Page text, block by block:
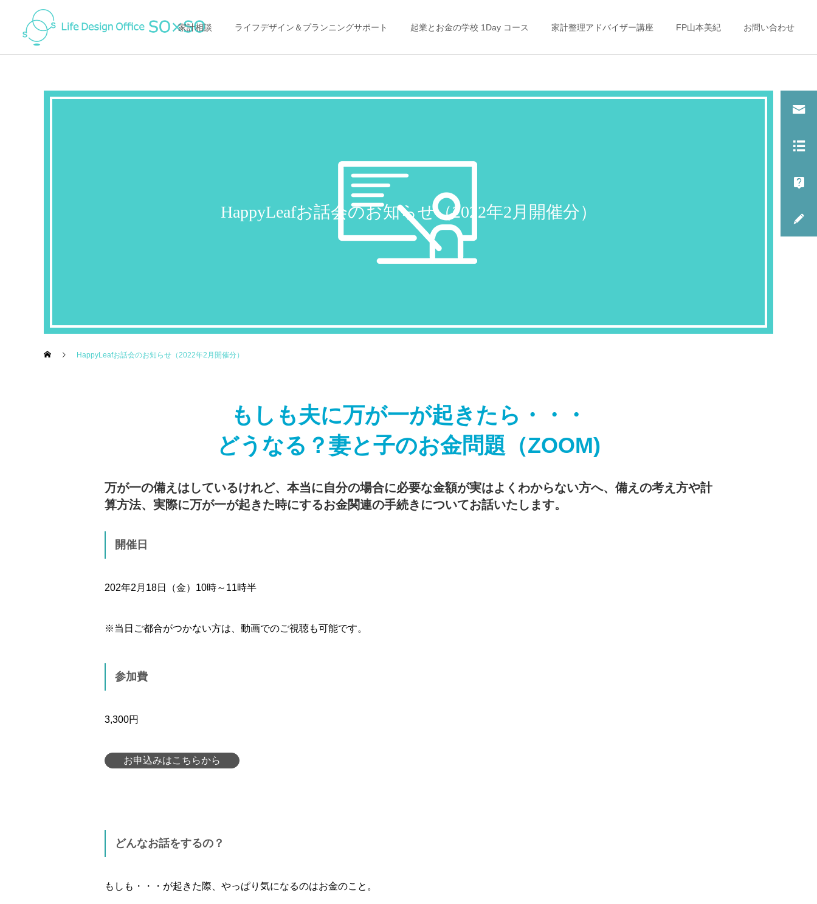
家計相談 ライフデザイン＆プランニングサポート 起業とお金の学校 1Day コース 家計整理アドバイザー講座 FP山本美紀 お問い合わせ
「未来」はここから変えら
ガラッと変えたライフプラ
ン＆キャッシュフロー表＞
には？◯◯をやめる
円！？忘れがちな○○○費用
「これからの働き方」を考
HappyLeafお話会のお知らせ（2022年2月開催分）
HappyLeafお話会のお知らせ（2022年2月開催分）
もしも夫に万が一が起きたら・・・
どうなる？妻と子のお金問題（ZOOM)
万が一の備えはしているけれど、本当に自分の場合に必要な金額が実はよくわからない方へ、備えの考え方や計
算方法、実際に万が一が起きた時にするお金関連の手続きについてお話いたします。
開催日
202年2月18日（金）10時～11時半
※当日ご都合がつかない方は、動画でのご視聴も可能です。
参加費
3,300円
お申込みはこちらから
どんなお話をするの？
もしも・・・が起きた際、やっぱり気になるのはお金のこと。